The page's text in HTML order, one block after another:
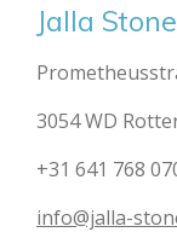
Jalla
3054 WD
+31 641 768
info@jalla-